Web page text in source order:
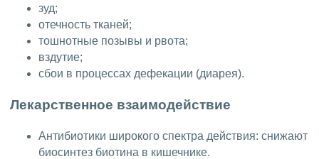
зуд;
отечность тканей;
тошнотные позывы и рвота;
вздутие;
сбои в процессах дефекации (диарея).
Лекарственное взаимодействие
Антибиотики широкого спектра действия: снижают
биосинтез биотина в кишечнике.